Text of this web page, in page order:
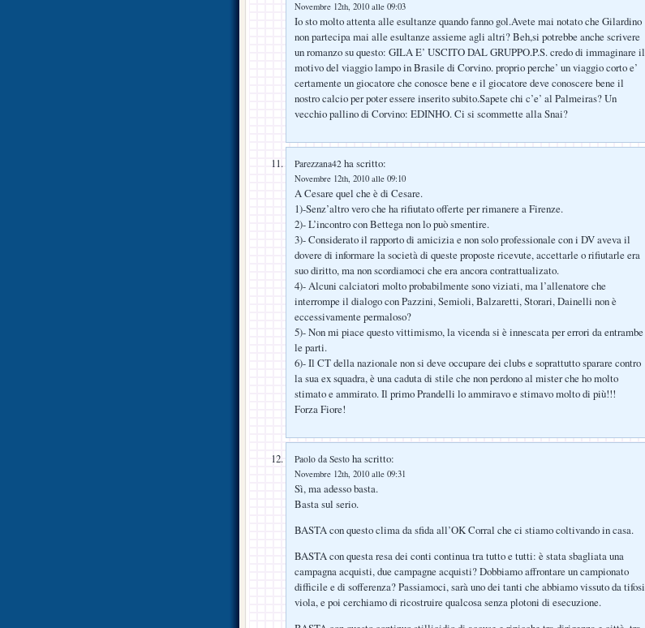
Novembre 12th, 2010 alle 09:03
Io sto molto attenta alle esultanze quando fanno gol.Avete mai notato che Gilardino
non partecipa mai alle esultanze assieme agli altri? Beh,si potrebbe anche scrivere
un romanzo su questo: GILA E’ USCITO DAL GRUPPO.P.S. credo di immaginare il
motivo del viaggio lampo in Brasile di Corvino. proprio perche’ un viaggio corto e’
certamente un giocatore che conosce bene e il giocatore deve conoscere bene il
nostro calcio per poter essere inserito subito.Sapete chi c’e’ al Palmeiras? Un
vecchio pallino di Corvino: EDINHO. Ci si scommette alla Snai?
Parezzana42 ha scritto:
Novembre 12th, 2010 alle 09:10
A Cesare quel che è di Cesare.
1)-Senz’altro vero che ha rifiutato offerte per rimanere a Firenze.
2)- L’incontro con Bettega non lo può smentire.
3)- Considerato il rapporto di amicizia e non solo professionale con i DV aveva il
dovere di informare la società di queste proposte ricevute, accettarle o rifiutarle era
suo diritto, ma non scordiamoci che era ancora contrattualizato.
4)- Alcuni calciatori molto probabilmente sono viziati, ma l’allenatore che
interrompe il dialogo con Pazzini, Semioli, Balzaretti, Storari, Dainelli non è
eccessivamente permaloso?
5)- Non mi piace questo vittimismo, la vicenda si è innescata per errori da entrambe
le parti.
6)- Il CT della nazionale non si deve occupare dei clubs e soprattutto sparare contro
la sua ex squadra, è una caduta di stile che non perdono al mister che ho molto
stimato e ammirato. Il primo Prandelli lo ammiravo e stimavo molto di più!!!
Forza Fiore!
Paolo da Sesto ha scritto:
Novembre 12th, 2010 alle 09:31
Sì, ma adesso basta.
Basta sul serio.
BASTA con questo clima da sfida all’OK Corral che ci stiamo coltivando in casa.
BASTA con questa resa dei conti continua tra tutto e tutti: è stata sbagliata una
campagna acquisti, due campagne acquisti? Dobbiamo affrontare un campionato
difficile e di sofferenza? Passiamoci, sarà uno dei tanti che abbiamo vissuto da tifosi
viola, e poi cerchiamo di ricostruire qualcosa senza plotoni di esecuzione.